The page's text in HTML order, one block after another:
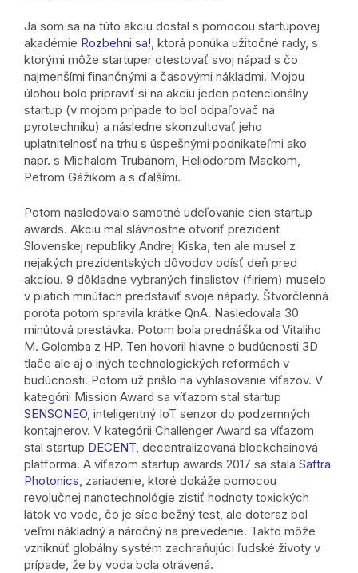
Ja som sa na túto akciu dostal s pomocou startupovej
akadémie Rozbehni sa!, ktorá ponúka užitočné rady, s
ktorými môže startuper otestovať svoj nápad s čo
najmenšími finančnými a časovými nákladmi. Mojou
úlohou bolo pripraviť si na akciu jeden potencionálny
startup (v mojom prípade to bol odpaľovač na
pyrotechniku) a následne skonzultovať jeho
uplatnitelnosť na trhu s úspešnými podnikateľmi ako
napr. s Michalom Trubanom, Heliodorom Mackom,
Petrom Gážikom a s ďalšími.
Potom nasledovalo samotné udeľovanie cien startup
awards. Akciu mal slávnostne otvoriť prezident
Slovenskej republiky Andrej Kiska, ten ale musel z
nejakých prezidentských dôvodov odísť deň pred
akciou. 9 dôkladne vybraných finalistov (firiem) muselo
v piatich minútach predstaviť svoje nápady. Štvorčlenná
porota potom spravila krátke QnA. Nasledovala 30
minútová prestávka. Potom bola prednáška od Vitaliho
M. Golomba z HP. Ten hovoril hlavne o budúcnosti 3D
tlače ale aj o iných technologických reformách v
budúcnosti. Potom už prišlo na vyhlasovanie víťazov. V
kategórii Mission Award sa víťazom stal startup
SENSONEO , inteligentný IoT senzor do podzemných
kontajnerov. V kategórii Challenger Award sa víťazom
stal startup DECENT , decentralizovaná blockchainová
platforma. A víťazom startup awards 2017 sa stala Saftra
Photonics , zariadenie, ktoré dokáže pomocou
revolučnej nanotechnológie zistiť hodnoty toxických
látok vo vode, čo je síce bežný test, ale doteraz bol
veľmi nákladný a náročný na prevedenie. Takto môže
vzniknúť globálny systém zachraňujúci ľudské životy v
prípade, že by voda bola otrávená.